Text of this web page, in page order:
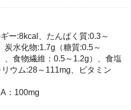
ー:8kcal、たんぱく質:0.3～
炭水化物:1.7g（糖質:0.5～
、食物繊維：0.5～1.2g）、食塩
ウム:28～111mg、ビタミン
：100mg